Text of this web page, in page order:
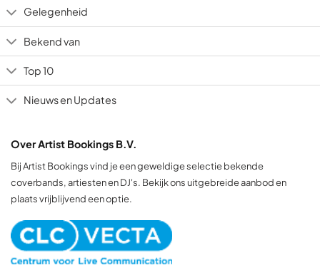
Gelegenheid
Bekend van
Top 10
Nieuws en Updates
Over Artist Bookings B.V.
Bij Artist Bookings vind je een geweldige selectie bekende
coverbands, artiesten en DJ's. Bekijk ons uitgebreide aanbod en
plaats vrijblijvend een optie.